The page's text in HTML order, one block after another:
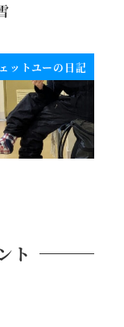
ットユーの日記
ト